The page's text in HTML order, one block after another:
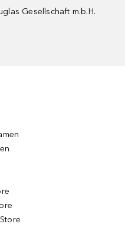
Gesellschaft m.b.H.